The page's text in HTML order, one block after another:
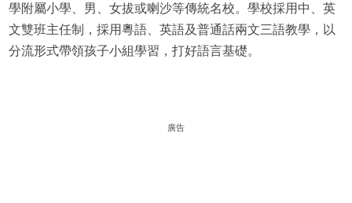
學附屬小學、男、女拔或喇沙等傳統名校。學校採用中、英
文雙班主任制，採用粵語、英語及普通話兩文三語教學，以
分流形式帶領孩子小組學習，打好語言基礎。
廣告